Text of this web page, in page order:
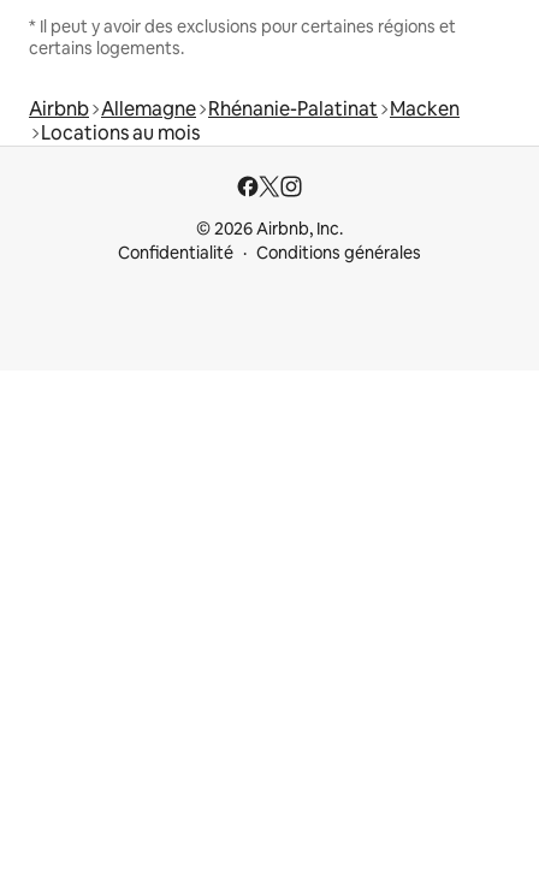
* Il peut y avoir des exclusions pour certaines régions et
certains logements.
Airbnb Allemagne Rhénanie-Palatinat Macken
Locations au mois
© 2026 Airbnb, Inc.
Confidentialité
Conditions générales